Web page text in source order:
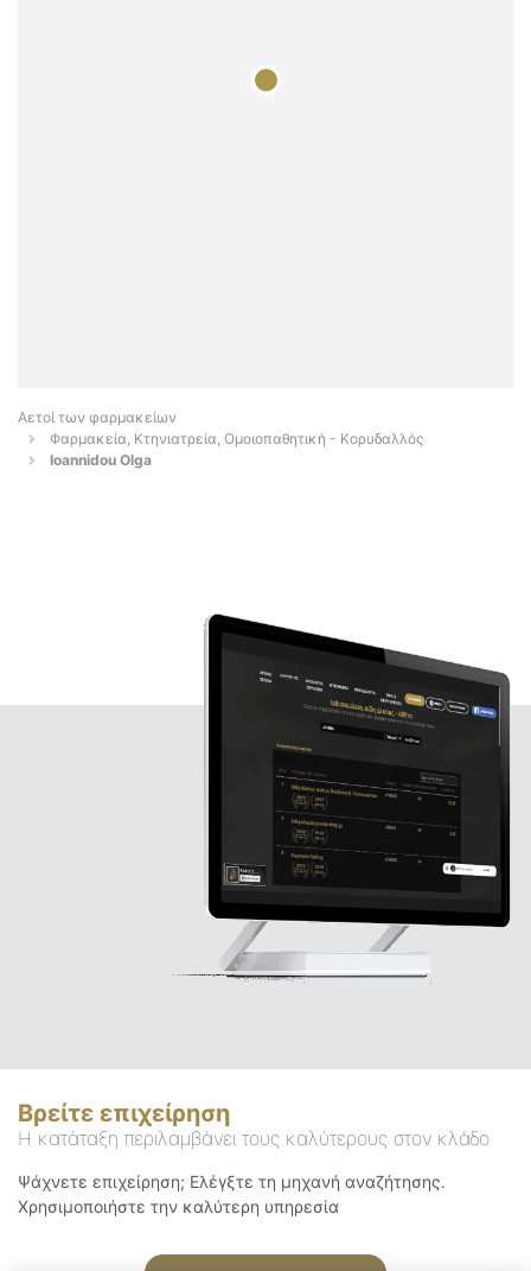
Αετοί των φαρμακείων
Φαρμακεία, Κτηνιατρεία, Ομοιοπαθητική - Κορυδαλλός
Ioannidou Olga
Βρείτε επιχείρηση
Η κατάταξη περιλαμβάνει τους καλύτερους στον κλάδο
Ψάχνετε επιχείρηση; Ελέγξτε τη μηχανή αναζήτησης.
Χρησιμοποιήστε την καλύτερη υπηρεσία